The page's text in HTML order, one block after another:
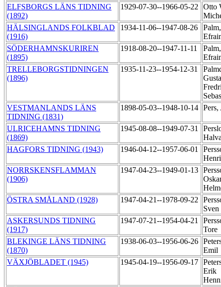
ELFSBORGS LÄNS TIDNING
(1892)
1929-07-30--1966-05-22
Otto
HÄLSINGLANDS FOLKBLAD
(1916)
1934-11-06--1947-08-26
SÖDERHAMNSKURIREN
(1895)
1918-08-20--1947-11-11
TRELLEBORGSTIDNINGEN
(1896)
1935-11-23--1954-12-31
VESTMANLANDS LÄNS
TIDNING (1831)
1898-05-03--1948-10-14
ULRICEHAMNS TIDNING
(1869)
1945-08-08--1949-07-31
HAGFORS TIDNING (1943)
1946-04-12--1957-06-01
NORRSKENSFLAMMAN
(1906)
1947-04-23--1949-01-13
ÖSTRA SMÅLAND (1928)
1947-04-21--1978-09-22
Sven
ASKERSUNDS TIDNING
(1917)
1947-07-21--1954-04-21
Tore
BLEKINGE LÄNS TIDNING
(1870)
1938-06-03--1956-06-26
Emil
VÄXJÖBLADET (1945)
1945-04-19--1956-09-17
Erik